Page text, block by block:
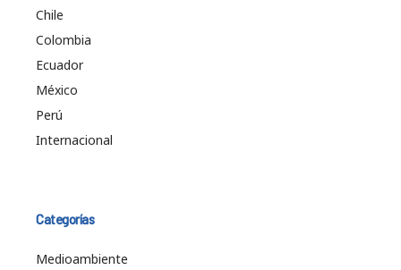
Chile
Colombia
Ecuador
México
Perú
Internacional
Categorías
Medioambiente